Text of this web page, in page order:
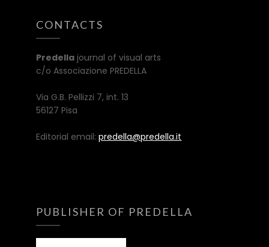
CONTACTS
Predella journal of visual arts
c/o Associazione PREDELLA
Via G.B. Pellizzi 7, int. 13
56127 Pisa
Editorial email:predella@predella.it
PUBLISHER OF PREDELLA